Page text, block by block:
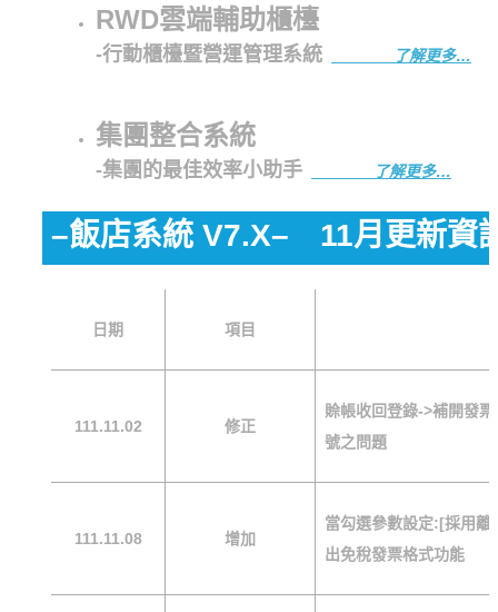
RWD雲端輔助櫃檯
-行動櫃檯暨營運管理系統 了解更多…
集團整合系統
-集團的最佳效率小助手 了解更多…
–飯店系統 V7.X– 11月更新資
日期 項目
111.11.02 修正
賒帳收回登錄->補開發
號之問題
111.11.08 增加
當勾選參數設定:[採用離
出免稅發票格式功能